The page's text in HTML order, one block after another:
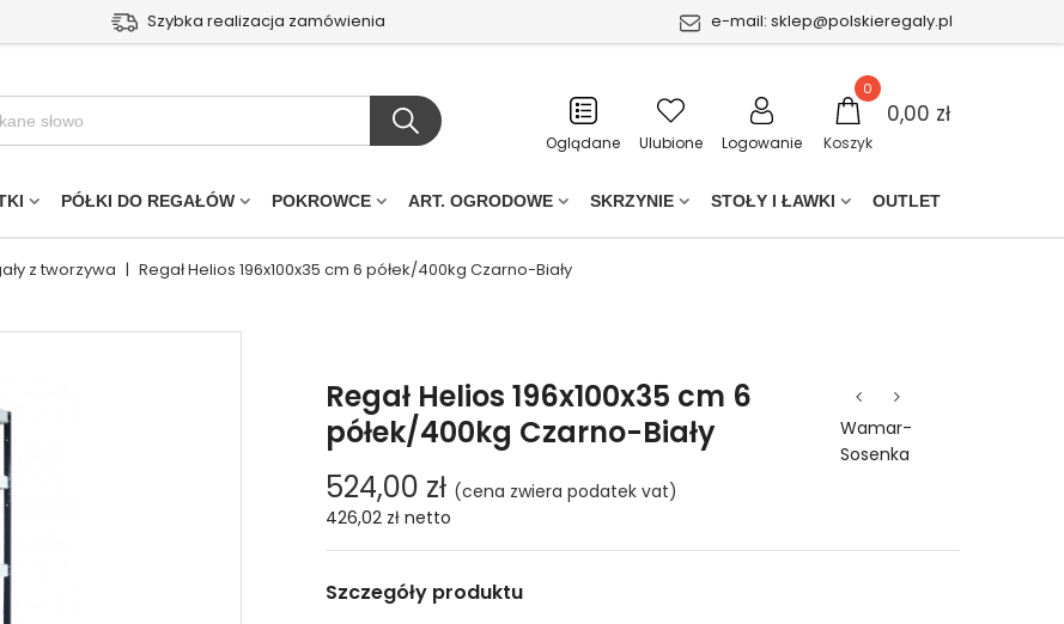
Szybka realizacja zamówienia e-mail: sklep@polskieregaly.pl
Oglądane Ulubione Logowanie Koszyk
0
0,00 zł
PÓŁKI DO REGAŁÓW POKROWCE ART. OGRODOWE SKRZYNIE STOŁY I ŁAWKI OUTLET
z tworzywa | Regał Helios 196x100x35 cm 6 półek/400kg Czarno-Biały
Regał Helios 196x100x35 cm 6
półek/400kg Czarno-Biały
Wamar-
Sosenka
524,00 zł (cena zwiera podatek vat)
426,02 zł netto
Szczegóły produktu